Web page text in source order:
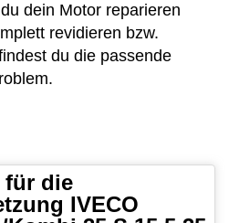
dein Motor reparieren
revidieren bzw.
du die passende
für die
IVECO